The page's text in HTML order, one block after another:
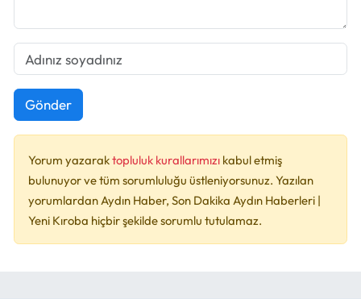
Gönder
Yorum yazaraktopluluk kurallarımızı kabul etmiş
bulunuyor ve tüm sorumluluğu üstleniyorsunuz. Yazılan
yorumlardan Aydın Haber, Son Dakika Aydın Haberleri |
Yeni Kıroba hiçbir şekilde sorumlu tutulamaz.